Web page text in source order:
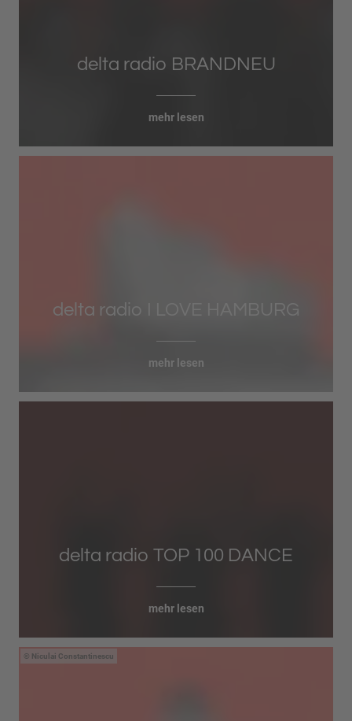
delta radio BRANDNEU
mehr lesen
delta radio I LOVE HAMBURG
mehr lesen
delta radio TOP 100 DANCE
mehr lesen
Niculai Constantinescu